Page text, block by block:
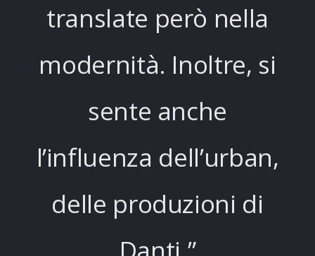
translate però nella
modernità. Inoltre, si
sente anche
l’influenza dell’urban,
delle produzioni di